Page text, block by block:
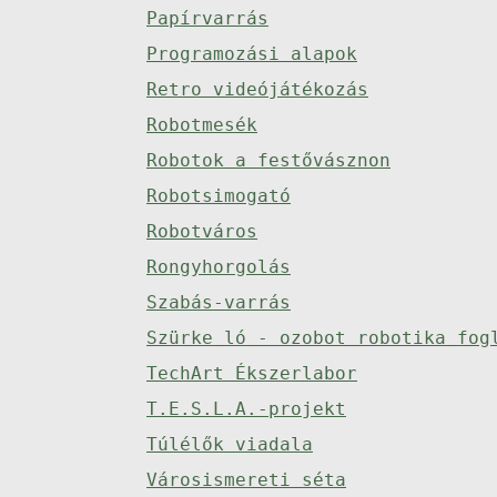
Papírvarrás
Programozási alapok
Retro videójátékozás
Robotmesék
Robotok a festővásznon
Robotsimogató
Robotváros
Rongyhorgolás
Szabás-varrás
Szürke ló - ozobot robotika
TechArt Ékszerlabor
T.E.S.L.A.-projekt
Túlélők viadala
Városismereti séta